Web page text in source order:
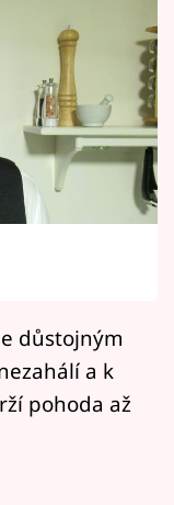
důstojným
a k
pohoda až